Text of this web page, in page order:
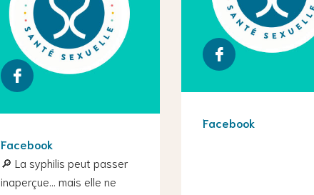
Facebook
🔎 La syphilis peut passer
inaperçue… mais elle ne
Facebook